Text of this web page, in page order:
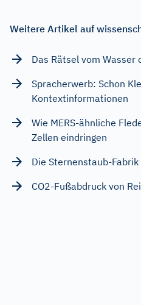
Weitere Artikel auf
Das Rätsel vom Wasser
Spracherwerb: Schon
Kontextinformationen
Wie MERS-ähnliche
Zellen eindringen
Die Sternenstaub-Fabrik
CO2-Fußabdruck von